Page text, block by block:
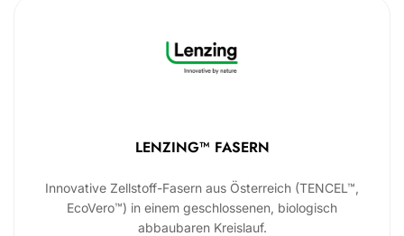
LENZING™ FASERN
Innovative Zellstoff-Fasern aus Österreich (TENCEL™,
EcoVero™) in einem geschlossenen, biologisch
abbaubaren Kreislauf.